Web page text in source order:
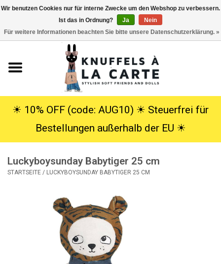
Kuscheltiere
SALE
☀︎ 10% OFF (code: AUG10) ☀︎ Steuerfrei für
Bestellungen außerhalb der EU ☀︎
Luckyboysunday Babytiger 25 cm
STARTSEITE / LUCKYBOYSUNDAY BABYTIGER 25 CM
Wir benutzen Cookies nur für interne Zwecke um den Webshop zu verbessern.
Ist das in Ordnung?
Ja
Nein
Für weitere Informationen beachten Sie bitte unsere Datenschutzerklärung. »